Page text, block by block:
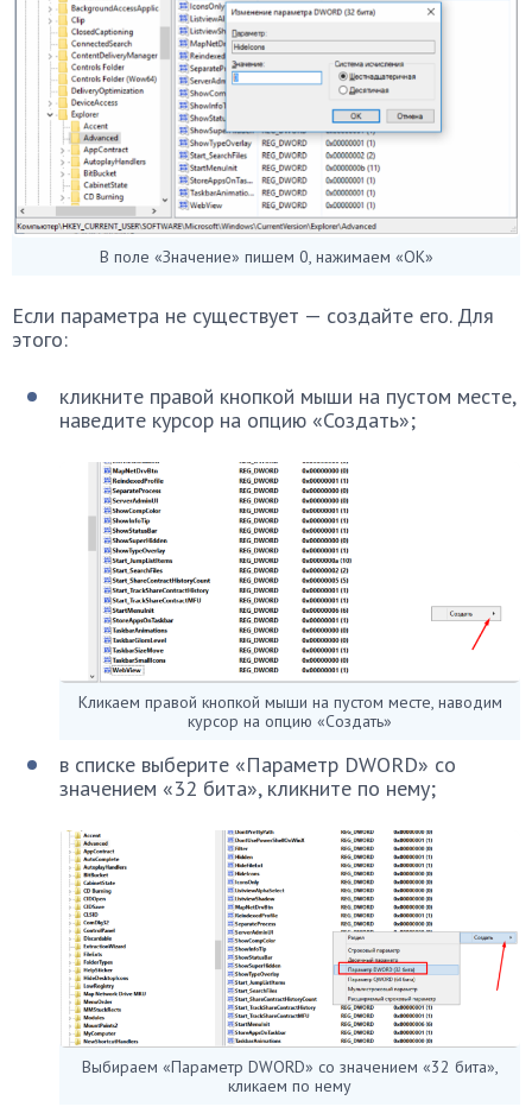
В поле «Значение» пишем 0, нажимаем «ОК»
Если параметра не существует — создайте его. Для
этого:
кликните правой кнопкой мыши на пустом месте,
наведите курсор на опцию «Создать»;
Кликаем правой кнопкой мыши на пустом месте, наводим
курсор на опцию «Создать»
в списке выберите «Параметр DWORD» со
значением «32 бита», кликните по нему;
Выбираем «Параметр DWORD» со значением «32 бита»,
кликаем по нему